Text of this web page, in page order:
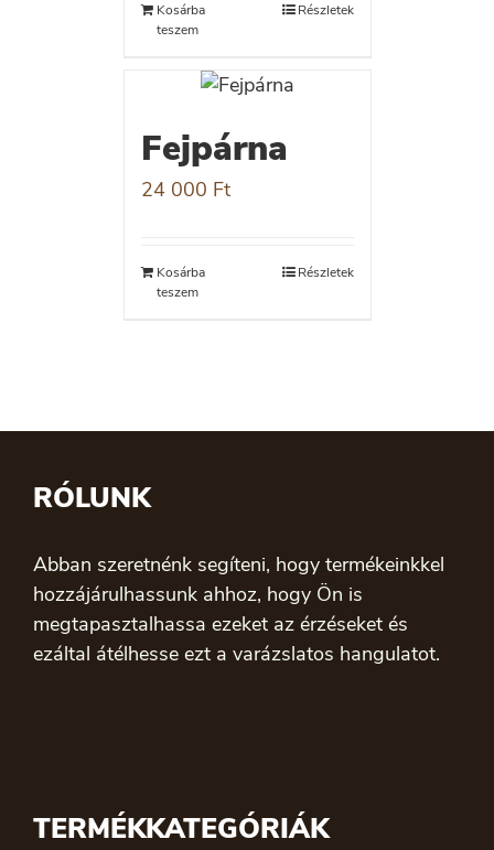
Kosárba
teszem
Részletek
Fejpárna
24 000 Ft
Kosárba
teszem
Részletek
RÓLUNK
Abban szeretnénk segíteni, hogy termékeinkkel
hozzájárulhassunk ahhoz, hogy Ön is
megtapasztalhassa ezeket az érzéseket és
ezáltal átélhesse ezt a varázslatos hangulatot.
TERMÉKKATEGÓRIÁK